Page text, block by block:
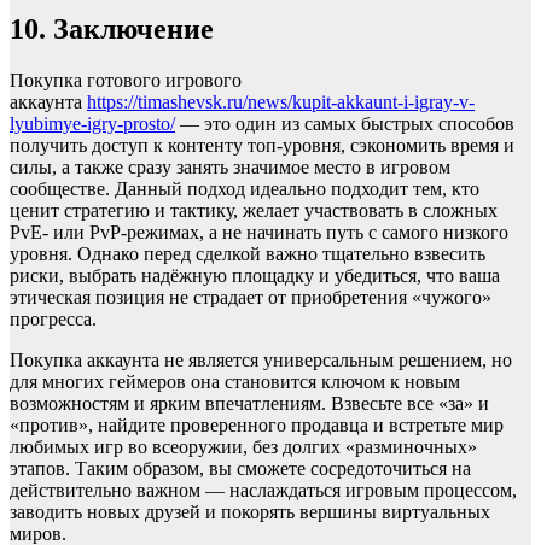
10. Заключение
Покупка готового игрового
аккаунта https://timashevsk.ru/news/kupit-akkaunt-i-igray-v-
lyubimye-igry-prosto/— это один из самых быстрых способов
получить доступ к контенту топ-уровня, сэкономить время и
силы, а также сразу занять значимое место в игровом
сообществе. Данный подход идеально подходит тем, кто
ценит стратегию и тактику, желает участвовать в сложных
PvE- или PvP-режимах, а не начинать путь с самого низкого
уровня. Однако перед сделкой важно тщательно взвесить
риски, выбрать надёжную площадку и убедиться, что ваша
этическая позиция не страдает от приобретения «чужого»
прогресса.
Покупка аккаунта не является универсальным решением, но
для многих геймеров она становится ключом к новым
возможностям и ярким впечатлениям. Взвесьте все «за» и
«против», найдите проверенного продавца и встретьте мир
любимых игр во всеоружии, без долгих «разминочных»
этапов. Таким образом, вы сможете сосредоточиться на
действительно важном — наслаждаться игровым процессом,
заводить новых друзей и покорять вершины виртуальных
миров.